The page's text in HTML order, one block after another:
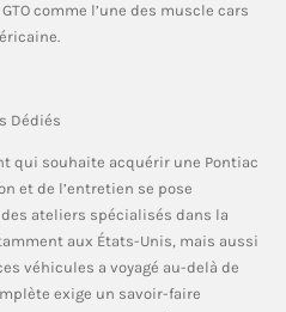
comme l’une des muscle cars
Dédiés
qui souhaite acquérir une Pontiac
et de l’entretien se pose
ateliers spécialisés dans la
aux États-Unis, mais aussi
véhicules a voyagé au-delà de
exige un savoir-faire